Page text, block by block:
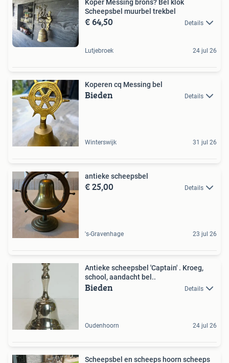
Koper Messing brons? Bel klok
Scheepsbel muurbel trekbel
€ 64,50 Details
Lutjebroek 24 jul 26
Koperen cq Messing bel
Bieden Details
Winterswijk 31 jul 26
antieke scheepsbel
€ 25,00 Details
's-Gravenhage 23 jul 26
Antieke scheepsbel 'Captain' . Kroeg,
school, aandacht bel..
Bieden Details
Oudenhoorn 24 jul 26
Scheepsbel en scheeps hoorn scheeps